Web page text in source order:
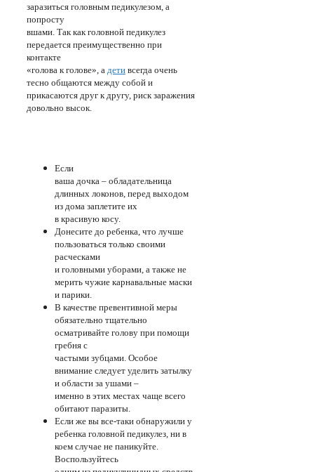
заразиться головным педикулезом, а
попросту
вшами. Так как головной педикулез
передается преимущественно при
контакте
«голова к голове», а дети всегда очень
тесно общаются между собой и
прикасаются друг к другу, риск заражения
довольно высок.
Если
ваша дочка – обладательница
длинных локонов, перед выходом
из дома заплетите их
в красивую косу.
Донесите до ребенка, что лучше
пользоваться только своими
расческами
и головными уборами, а также не
мерить чужие карнавальные маски
и парики.
В качестве превентивной меры
обязательно тщательно
осматривайте голову при помощи
гребня с
частыми зубцами. Особое
внимание следует уделить затылку
и области за ушами –
именно в этих местах чаще всего
обитают паразиты.
Если же вы все-таки обнаружили у
ребенка головной педикулез, ни в
коем случае не паникуйте.
Воспользуйтесь